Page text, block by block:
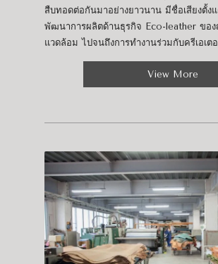
สืบทอดต่อกันมาอย่างยาวนาน มีชื่อเสียงตั้ง
พัฒนาการผลิตด้านธุรกิจ Eco-leather ขอ
แวดล้อม ไปจนถึงการทำงานร่วมกับครีเอเต
View More